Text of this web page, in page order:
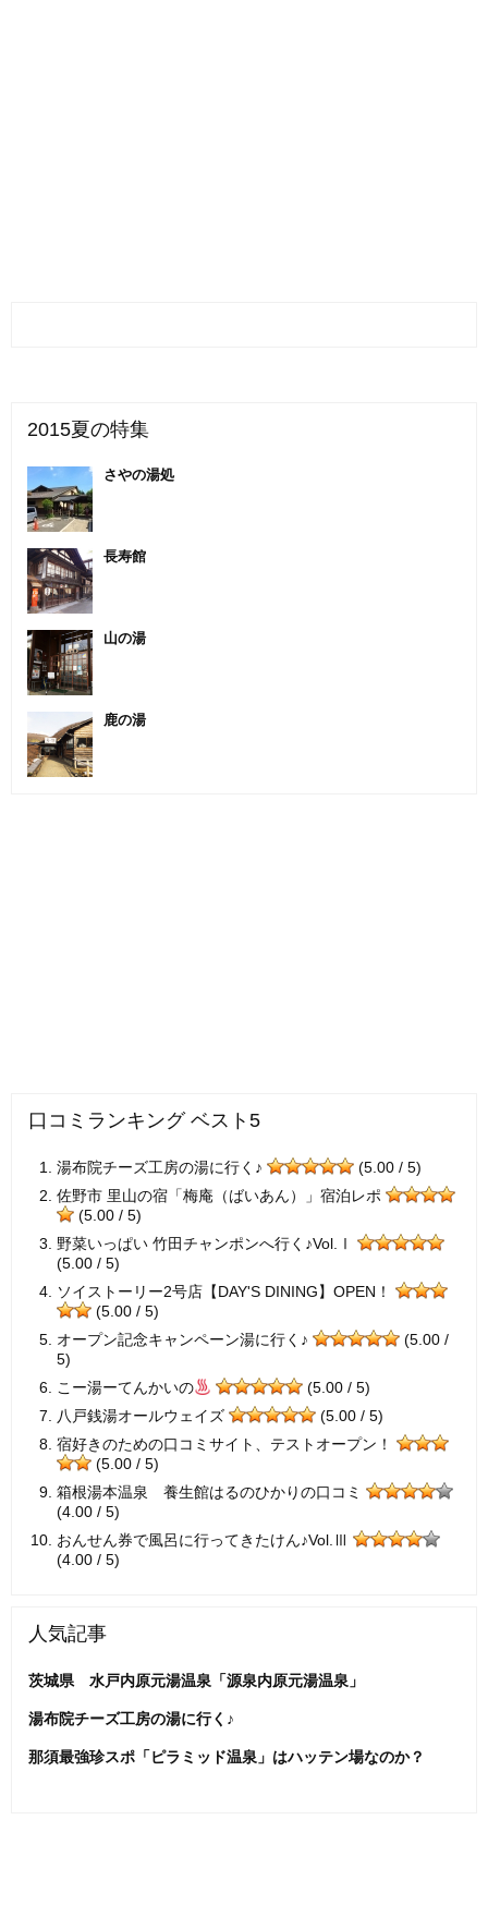
2015夏の特集
さやの湯処
長寿館
山の湯
鹿の湯
口コミランキング ベスト5
湯布院チーズ工房の湯に行く♪
(5.00 / 5)
佐野市 里山の宿「梅庵（ばいあん）」宿泊レポ
(5.00 / 5)
野菜いっぱい 竹田チャンポンへ行く♪Vol.Ⅰ
(5.00 / 5)
ソイストーリー2号店【DAY'S DINING】OPEN！
(5.00 / 5)
オープン記念キャンペーン湯に行く♪
(5.00 /
5)
こー湯ーてんかいの
(5.00 / 5)
八戸銭湯オールウェイズ
(5.00 / 5)
宿好きのための口コミサイト、テストオープン！
(5.00 / 5)
箱根湯本温泉 養生館はるのひかりの口コミ
(4.00 / 5)
おんせん券で風呂に行ってきたけん♪Vol.Ⅲ
(4.00 / 5)
人気記事
茨城県 水戸内原元湯温泉「源泉内原元湯温泉」
湯布院チーズ工房の湯に行く♪
那須最強珍スポ「ピラミッド温泉」はハッテン場なのか？